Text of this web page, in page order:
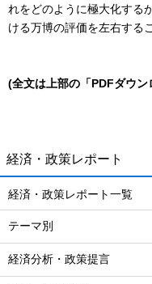
れをどのように極大化する
ける万博の評価を左右する
(全文は上部の「PDFダウ
経済・政策レポート
経済・政策レポート一覧
テーマ別
経済分析・政策提言